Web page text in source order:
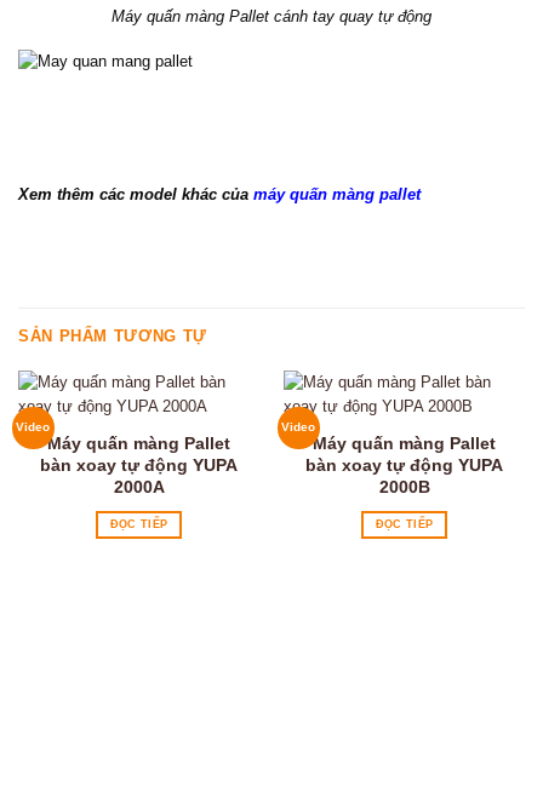
Máy quấn màng Pallet cánh tay quay tự động
Xem thêm các model khác của máy quấn màng pallet
SẢN PHẨM TƯƠNG TỰ
Video
Máy quấn màng Pallet
bàn xoay tự động YUPA
2000A
ĐỌC TIẾP
Video
Máy quấn màng Pallet
bàn xoay tự động YUPA
2000B
ĐỌC TIẾP